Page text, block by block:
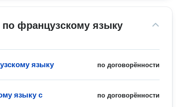
по французскому языку
по договорённости
языку
по договорённости
языку с